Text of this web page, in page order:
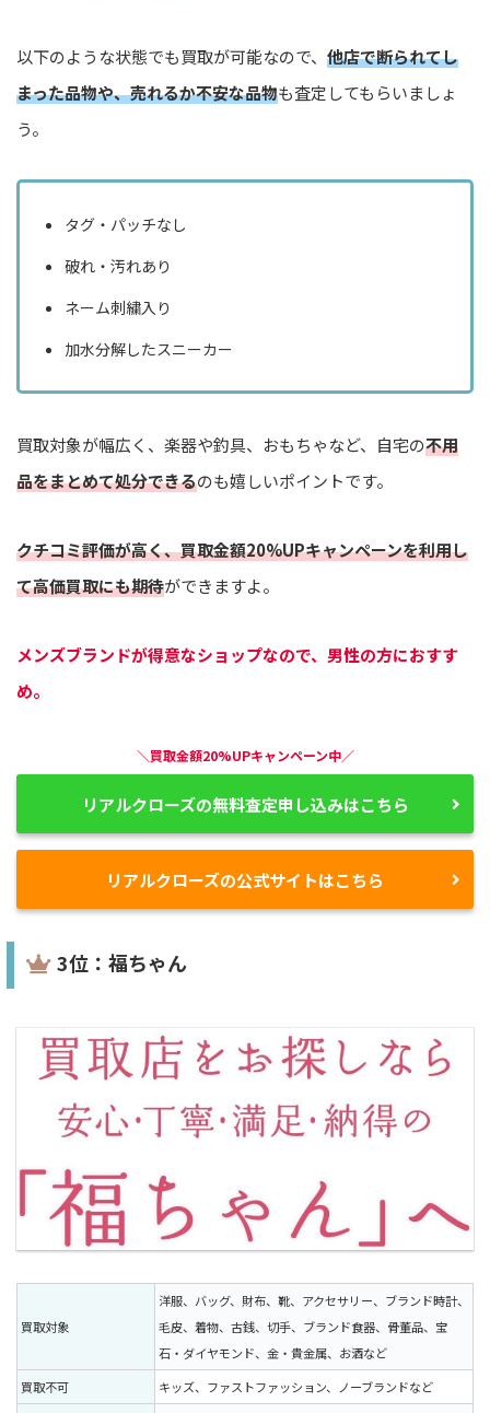
以下のような状態でも買取が可能なので、 他店で断られてし
まった品物や、売れるか不安な品物も査定してもらいましょ
う。
タグ・パッチなし
破れ・汚れあり
ネーム刺繍入り
加水分解したスニーカー
買取対象が幅広く、楽器や釣具、おもちゃなど、自宅の不用
品をまとめて処分できるのも嬉しいポイントです。
クチコミ評価が高く、買取金額20%UPキャンペーンを利用し
て高価買取にも期待ができますよ。
メンズブランドが得意なショップなので、男性の方におすす
め。
＼買取金額20%UPキャンペーン中／
リアルクローズの無料査定申し込みはこちら
リアルクローズの公式サイトはこちら
3位：福ちゃん
買取対象
洋服、バッグ、財布、靴、アクセサリー、ブランド時計、
毛皮、着物、古銭、切手、ブランド食器、骨董品、宝
石・ダイヤモンド、金・貴金属、お酒など
買取不可
キッズ、ファストファッション、ノーブランドなど